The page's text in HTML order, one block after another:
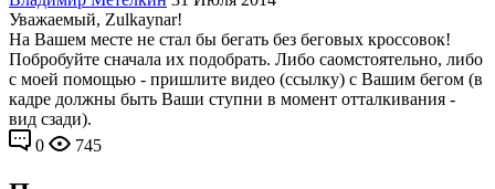
Уважаемый, Zulkaynar!
На Вашем месте не стал бы бегать без беговых кроссовок!
Побробуйте сначала их подобрать. Либо саомстоятельно, либо
с моей помощью - пришлите видео (ссылку) с Вашим бегом (в
кадре должны быть Ваши ступни в момент отталкивания -
вид сзади).
0
745